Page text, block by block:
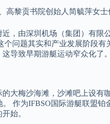
高黎贡书院创始人简毓萍女
，由深圳机场（集团）有
问题其实和产业发展阶段
导致早期游艇运动窄众化了。
大梅沙海滩，沙滩吧上设
作为IFBSO国际游艇联盟
始。